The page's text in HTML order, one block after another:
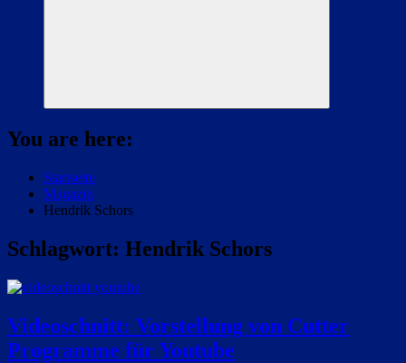
Suchen
You are here:
Startseite
Magazin
Hendrik Schors
Schlagwort: Hendrik Schors
Videoschnitt: Vorstellung von Cutter
Programme für Youtube